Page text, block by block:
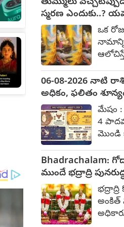
బలమైన
స్మరణ ఎందుకు..?
ఒక
నామాన్ని
వాళ్ళు
కూడా
చెబుతారు. ఇక దీని
06-08-2026 నాటి
అధికం, ఫలితం
మేషం :
4
మొండి
Bhadrachalam:
ముందే భద్రాద్రి
భద్రాద్రి
అంకిత్